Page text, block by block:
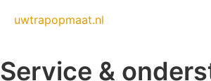
uwtrapopmaat.nl
Service &